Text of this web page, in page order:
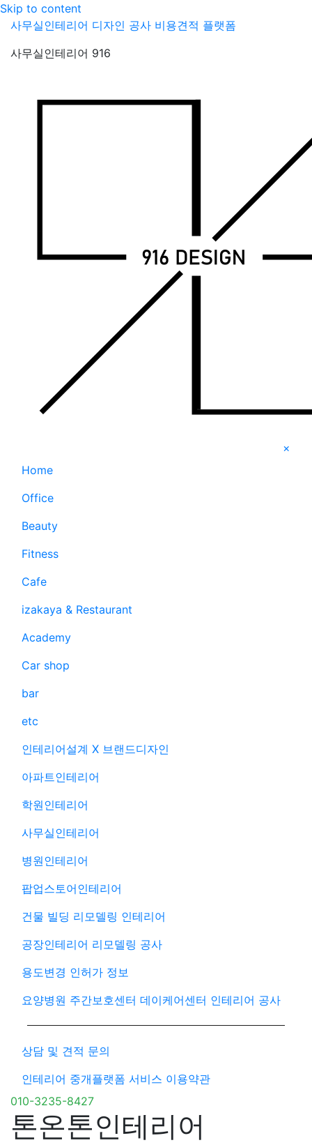
Skip to content
사무실인테리어 디자인 공사 비용견적 플랫폼
사무실인테리어 916
×
Home
Office
Beauty
Fitness
Cafe
izakaya & Restaurant
Academy
Car shop
bar
etc
인테리어설계 X 브랜드디자인
아파트인테리어
학원인테리어
사무실인테리어
병원인테리어
팝업스토어인테리어
건물 빌딩 리모델링 인테리어
공장인테리어 리모델링 공사
용도변경 인허가 정보
요양병원 주간보호센터 데이케어센터 인테리어 공사
상담 및 견적 문의
인테리어 중개플랫폼 서비스 이용약관
010-3235-8427
톤온톤인테리어